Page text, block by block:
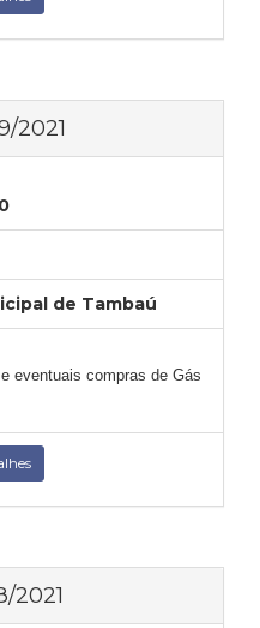
2021
de Tambaú
eventuais compras de Gás
2021